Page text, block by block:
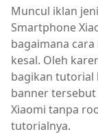
Muncul iklan
Smartphone
bagaimana
kesal. Oleh
bagikan tutorial
banner
Xiaomi tanpa
tutorialnya.